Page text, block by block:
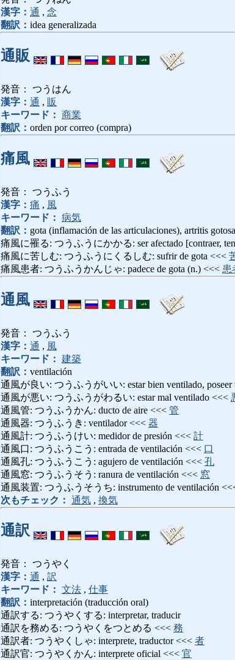
漢字： 通 , 念
翻訳： idea generalizada
通販
発音： つうはん
漢字： 通 , 販
キーワード： 商業
翻訳： orden por correo (compra)
痛風
発音： つうふう
漢字： 痛 , 風
キーワード： 病気
翻訳： gota (inflamación de las articulaciones), artritis gotosa
痛風に罹る: つうふうにかかる: ser afectado [contraer,
痛風に苦しむ: つうふうにくるしむ: sufrir de gota <<<
痛風患者: つうふうかんじゃ: padece de gota (n.) <<< 患
通風
発音： つうふう
漢字： 通 , 風
キーワード： 建築
翻訳： ventilación
通風が良い: つうふうがいい: estar bien ventilado, poseer
通風が悪い: つうふうがわるい: estar mal ventilado <<<
通風管: つうふうかん: ducto de aire <<< 管
通風器: つうふうき: ventilador <<< 器
通風計: つうふうけい: medidor de presión <<< 計
通風口: つうふうこう: entrada de ventilación <<< 口
通風孔: つうふうこう: agujero de ventilación <<< 孔
通風窓: つうふうそう: ranura de ventilación <<< 窓
通風装置: つうふうそうち: instrumento de ventilación
次もチェック： 通気 , 換気
通訳
発音： つうやく
漢字： 通 , 訳
キーワード： 文法 , 仕事
翻訳： interpretación (traducción oral)
通訳する: つうやくする: interpretar, traducir
通訳を務める: つうやくをつとめる <<< 務
通訳者: つうやくしゃ: interprete, traductor <<< 者
通訳官: つうやくかん: interprete oficial <<< 官